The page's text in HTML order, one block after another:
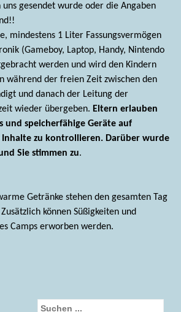
gesendet wurde oder die Angaben
mindestens 1 Liter Fassungsvermögen
(Gameboy, Laptop, Handy, Nintendo
werden und wird den Kindern
während der freien Zeit zwischen den
und danach der Leitung der
wieder übergeben. Eltern erlauben
und speicherfähige Geräte auf
zu kontrollieren. Darüber wurde
Sie stimmen zu.
Getränke stehen den gesamten Tag
können Süßigkeiten und
Camps erworben werden.